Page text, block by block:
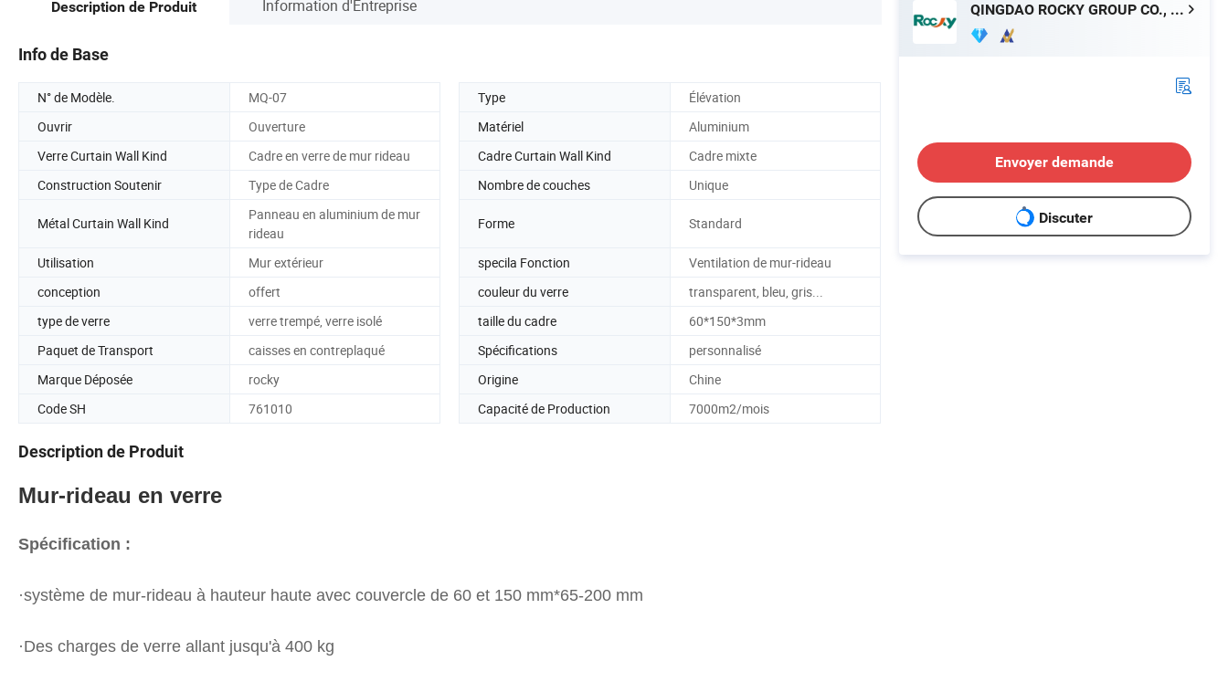
Description de Produit Information d'Entreprise
Info de Base
N° de Modèle. MQ-07 Type
Élévation
Ouvrir
Ouverture Matériel
Aluminium
Verre Curtain Wall Kind
Cadre en verre de mur rideau Cadre Curtain Wall Kind
Cadre mixte
Construction Soutenir
Type de Cadre Nombre de couches Unique
Métal Curtain Wall Kind
Panneau en aluminium de mur
rideau
Forme Standard
Utilisation Mur extérieur specila Fonction
Ventilation de mur-rideau
conception
offert couleur du verre
transparent, bleu, gris...
type de verre
verre trempé, verre isolé taille du cadre
60*150*3mm
Paquet de Transport
caisses en contreplaqué Spécifications
personnalisé
Marque Déposée
rocky Origine
Chine
Code SH
761010 Capacité de Production 7000m2/mois
Description de Produit
Mur-rideau en verre
Spécification :
·système de mur-rideau à hauteur haute avec couvercle de 60 et 150 mm*65-200 mm
·Des charges de verre allant jusqu'à 400 kg
QINGDAO ROCKY GROUP CO., LTD
Envoyer demande
Discuter